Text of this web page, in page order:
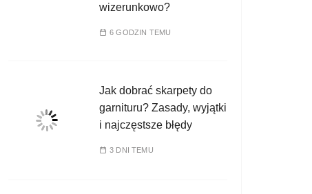
wizerunkowo?
6 GODZIN TEMU
Jak dobrać skarpety do
garnituru? Zasady, wyjątki
i najczęstsze błędy
3 DNI TEMU